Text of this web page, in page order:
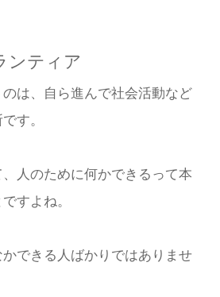
ンティア
は、自ら進んで社会活動など
す。
人のために何かできるって本
すよね。
できる人ばかりではありませ